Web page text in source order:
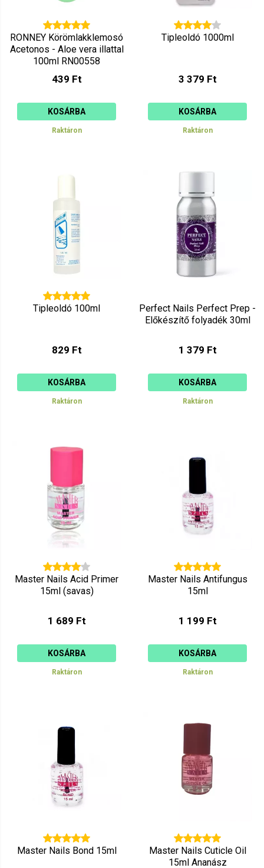
RONNEY Körömlakklemosó
Acetonos - Aloe vera illattal
100ml RN00558
439 Ft
KOSÁRBA
Raktáron
Tipleoldó 1000ml
3 379 Ft
KOSÁRBA
Raktáron
Tipleoldó 100ml
829 Ft
KOSÁRBA
Raktáron
Perfect Nails Perfect Prep -
Előkészítő folyadék 30ml
1 379 Ft
KOSÁRBA
Raktáron
Master Nails Acid Primer
15ml (savas)
1 689 Ft
KOSÁRBA
Raktáron
Master Nails Antifungus
15ml
1 199 Ft
KOSÁRBA
Raktáron
Master Nails Bond 15ml
Master Nails Cuticle Oil
15ml Ananász